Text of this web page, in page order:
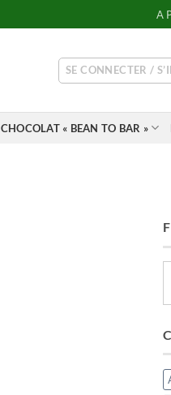
A
SE CONNECTER /
CHOCOLAT « BEAN TO BAR »